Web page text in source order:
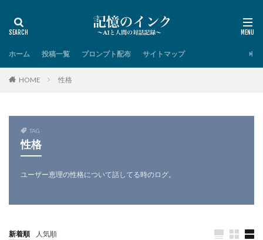
ホーム 投稿一覧 プロンプト配布 サイトマップ
HOME 性格
TAG
性格
ユーザー恵理の性格について話してる時のログ。
新着順 人気順